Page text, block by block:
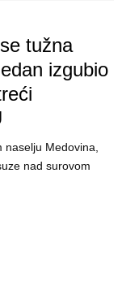
tužna
izgubio
naselju Medovina,
nad surovom